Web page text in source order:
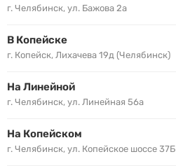
г. Челябинск, ул. Бажова 2а
В Копейске
г. Копейск, Лихачева 19д (Челябинск)
На Линейной
г. Челябинск, ул. Линейная 56а
На Копейском
г. Челябинск, ул. Копейское шоссе 37Б